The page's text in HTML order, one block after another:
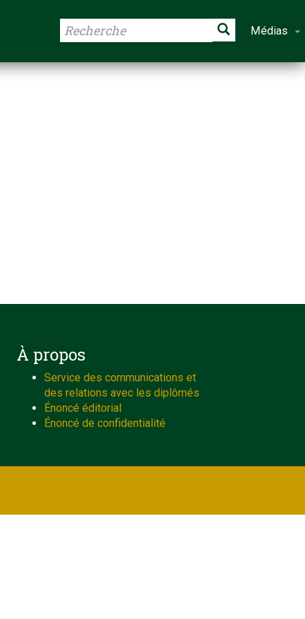
Médias
À propos
Service des communications et
des relations avec les diplômés
Énoncé éditorial
Énoncé de confidentialité